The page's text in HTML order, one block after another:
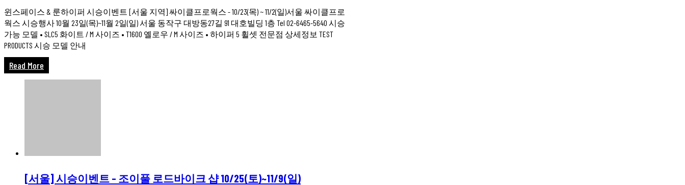
윈스페이스 & 룬하이퍼 시승이벤트 [서울 지역] 싸이클프로웍스 - 10/23(목) ~ 11/2(일)서울 싸이클프로
웍스 시승행사 10월 23일(목)~11월 2일(일) 서울 동작구 대방동27길 91 대호빌딩 1층 Tel 02-6465-5640 시승
가능 모델 • SLC5 화이트 / M 사이즈 • T1600 옐로우 / M 사이즈 • 하이퍼 5 휠셋 전문점 상세정보 TEST
PRODUCTS 시승 모델 안내
Read More
[서울] 시승이벤트 – 조이풀 로드바이크 샵 10/25(토)~11/9(일)